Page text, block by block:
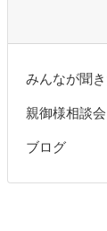
みんなが聞
親御様相談会
ブログ